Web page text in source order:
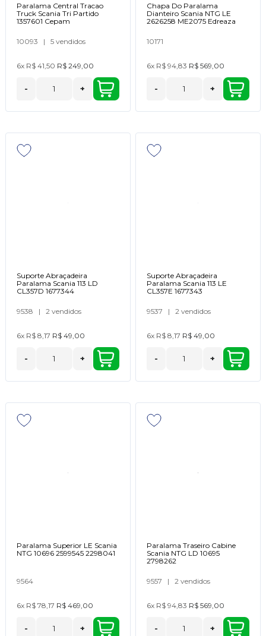
Paralama Central Tracao
Truck Scania Tri Partido
1357601 Cepam
10093 | 5 vendidos
6x R$ 41,50 R$ 249,00
- +
Chapa Do Paralama
Dianteiro Scania NTG LE
2626258 ME2075 Edreaza
10171
6x R$ 94,83 R$ 569,00
- +
Suporte Abraçadeira
Paralama Scania 113 LD
CL357D 1677344
9538 | 2 vendidos
6x R$ 8,17 R$ 49,00
- +
Suporte Abraçadeira
Paralama Scania 113 LE
CL357E 1677343
9537 | 2 vendidos
6x R$ 8,17 R$ 49,00
- +
Paralama Superior LE Scania
NTG 10696 2599545 2298041
9564
6x R$ 78,17 R$ 469,00
- +
Paralama Traseiro Cabine
Scania NTG LD 10695
2798262
9557 | 2 vendidos
6x R$ 94,83 R$ 569,00
- +